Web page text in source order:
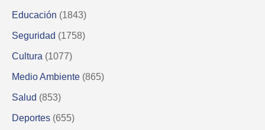
Educación (1843)
Seguridad (1758)
Cultura (1077)
Medio Ambiente (865)
Salud (853)
Deportes (655)